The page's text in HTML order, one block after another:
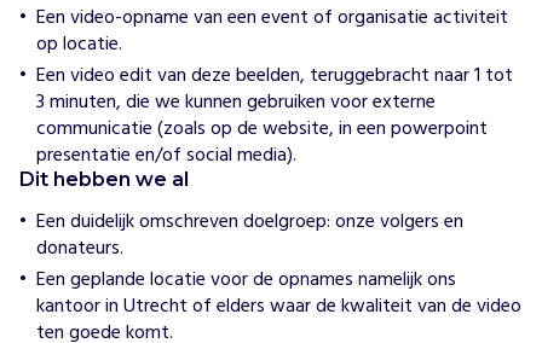
j
h
e
l
p
e
n
P
r
o
V
e
g
Een video-opname van een event of organisatie activiteit
op locatie.
Een video edit van deze beelden, teruggebracht naar 1 tot
3 minuten, die we kunnen gebruiken voor externe
communicatie (zoals op de website, in een powerpoint
presentatie en/of social media).
Dit hebben we al
Een duidelijk omschreven doelgroep: onze volgers en
donateurs.
Een geplande locatie voor de opnames namelijk ons
kantoor in Utrecht of elders waar de kwaliteit van de video
ten goede komt.